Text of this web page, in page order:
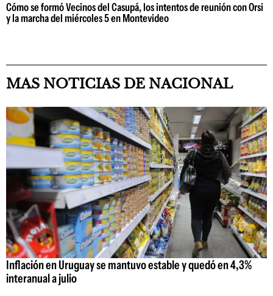
Cómo se formó Vecinos del Casupá, los intentos de reunión con Orsi
y la marcha del miércoles 5 en Montevideo
MAS NOTICIAS DE NACIONAL
Inflación en Uruguay se mantuvo estable y quedó en 4,3%
interanual a julio